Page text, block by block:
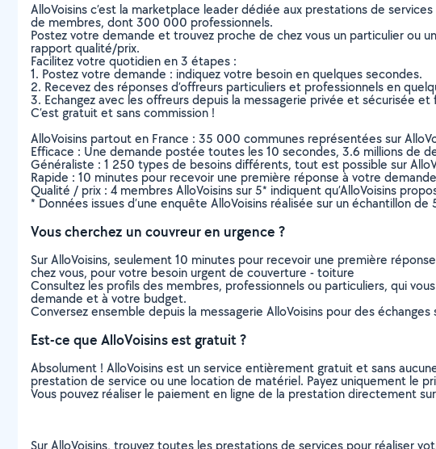
AlloVoisins c’est la marketplace leader dédiée aux prestations de
de membres, dont 300 000 professionnels.
Postez votre demande et trouvez proche de chez vous un particulier ou
rapport qualité/prix.
Facilitez votre quotidien en 3 étapes :
1. Postez votre demande : indiquez votre besoin en quelques secondes.
2. Recevez des réponses d’offreurs particuliers et professionnels en
3. Echangez avec les offreurs depuis la messagerie privée et sécurisée
C’est gratuit et sans commission !
AlloVoisins partout en France : 35 000 communes représentées sur
Efficace : Une demande postée toutes les 10 secondes, 3.6 millions de
Généraliste : 1 250 types de besoins différents, tout est possible sur
Rapide : 10 minutes pour recevoir une première réponse à votre demande
Qualité / prix : 4 membres AlloVoisins sur 5* indiquent qu’AlloVoisins
* Données issues d’une enquête AlloVoisins réalisée sur un échantillon
Vous cherchez un couvreur en urgence ?
Sur AlloVoisins, seulement 10 minutes pour recevoir une première
chez vous, pour votre besoin urgent de couverture - toiture
Consultez les profils des membres, professionnels ou particuliers, qui
demande et à votre budget.
Conversez ensemble depuis la messagerie AlloVoisins pour des
Est-ce que AlloVoisins est gratuit ?
Absolument ! AlloVoisins est un service entièrement gratuit et sans
prestation de service ou une location de matériel. Payez uniquement le
Vous pouvez réaliser le paiement en ligne de la prestation directement
Sur AlloVoisins, trouvez toutes les prestations de services pour réaliser